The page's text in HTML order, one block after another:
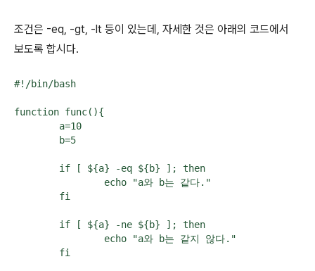
조건은 -eq, -gt, -lt 등이 있는데, 자세한 것은 아래의 코드에서
보도록 합시다.
#!/bin/bash
function func(){
        a=10
        b=5
        if [ ${a} -eq ${b} ]; then
                echo "a와 b는 같다."
        fi
        if [ ${a} -ne ${b} ]; then
                echo "a와 b는 같지 않다."
        fi